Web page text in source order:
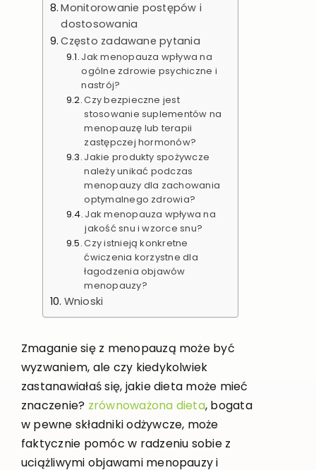
Monitorowanie postępów i
dostosowania
Często zadawane pytania
Jak menopauza wpływa na
ogólne zdrowie psychiczne i
nastrój?
Czy bezpieczne jest
stosowanie suplementów na
menopauzę lub terapii
zastępczej hormonów?
Jakie produkty spożywcze
należy unikać podczas
menopauzy dla zachowania
optymalnego zdrowia?
Jak menopauza wpływa na
jakość snu i wzorce snu?
Czy istnieją konkretne
ćwiczenia korzystne dla
łagodzenia objawów
menopauzy?
Wnioski
Zmaganie się z menopauzą może być
wyzwaniem, ale czy kiedykolwiek
zastanawiałaś się, jakie dieta może mieć
znaczenie? zrównoważona dieta, bogata
w pewne składniki odżywcze, może
faktycznie pomóc w radzeniu sobie z
uciążliwymi objawami menopauzy i